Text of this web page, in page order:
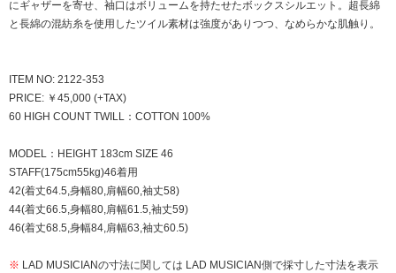
にギャザーを寄せ、袖口はボリュームを持たせたボックスシルエット。超長綿
と長綿の混紡糸を使用したツイル素材は強度がありつつ、なめらかな肌触り。
ITEM NO: 2122-353
PRICE: ￥45,000 (+TAX)
60 HIGH COUNT TWILL：COTTON 100%
MODEL：HEIGHT 183cm SIZE 46
STAFF(175cm55kg)46着用
42(着丈64.5,身幅80,肩幅60,袖丈58)
44(着丈66.5,身幅80,肩幅61.5,袖丈59)
46(着丈68.5,身幅84,肩幅63,袖丈60.5)
※ LAD MUSICIANの寸法に関しては LAD MUSICIAN側で採寸した寸法を表示